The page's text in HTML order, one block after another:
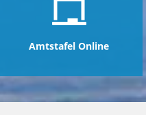
Amtstafel Online